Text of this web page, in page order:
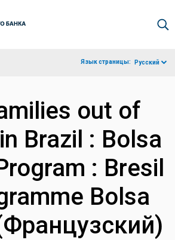
Язык страницы: Русский
out of
Brazil : Bolsa
: Bresil
Bolsa